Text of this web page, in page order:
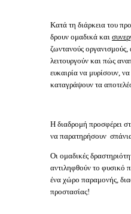
Κατά τη διάρκεια του
δρουν ομαδικά και
ζωντανούς
λειτουργούν και πώς
ευκαιρία να μυρίσουν,
καταγράψουν τα
Η διαδρομή προσφέρει
να παρατηρήσουν
Οι ομαδικές
αντιληφθούν το φυσικό
ένα χώρο παραμονής,
προστασίας!